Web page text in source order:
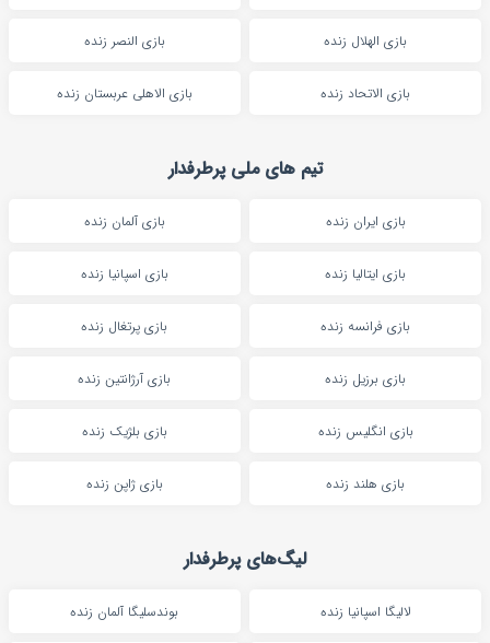
بازی الهلال زنده بازی النصر زنده
بازی الاتحاد زنده بازی الاهلی عربستان زنده
تیم های ملی پرطرفدار
بازی ایران زنده بازی آلمان زنده
بازی ایتالیا زنده بازی اسپانیا زنده
بازی فرانسه زنده بازی پرتغال زنده
بازی برزیل زنده بازی آرژانتین زنده
بازی انگلیس زنده بازی بلژیک زنده
بازی هلند زنده بازی ژاپن زنده
لیگ‌های پرطرفدار
لالیگا اسپانیا زنده بوندسلیگا آلمان زنده